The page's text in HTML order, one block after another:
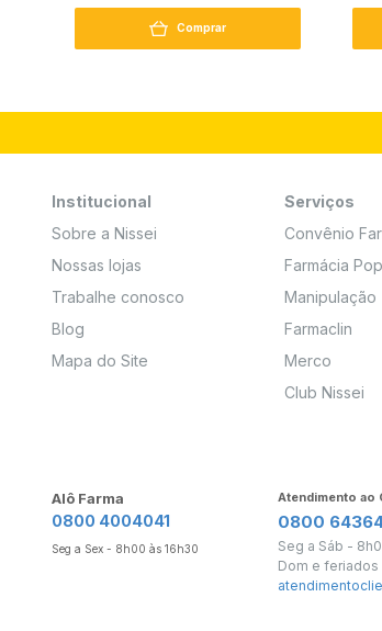
Comprar
Institucional
Sobre a Nissei
Nossas lojas
Trabalhe conosco
Blog
Mapa do Site
Serviços
Convênio
Farmácia
Manipulação
Farmaclin
Merco
Club Nissei
Alô Farma
0800 4004041
Seg a Sex - 8h00 às 16h30
Atendimento ao
0800
Seg a Sáb -
Dom e